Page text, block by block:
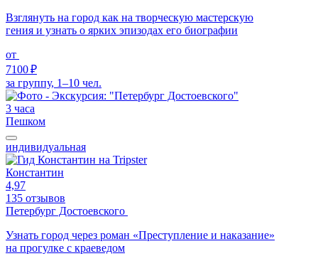
Взглянуть на город как на творческую мастерскую
гения и узнать о ярких эпизодах его биографии
от
7100 ₽
за группу, 1–10 чел.
3 часа
Пешком
индивидуальная
Константин
4,97
135 отзывов
Петербург Достоевского
Узнать город через роман «Преступление и наказание»
на прогулке с краеведом